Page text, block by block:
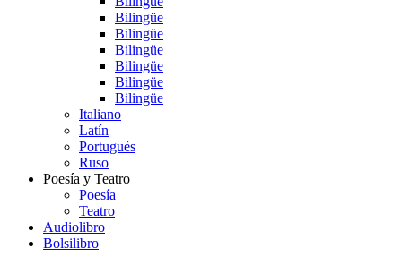
Bilingüe
Bilingüe
Bilingüe
Bilingüe
Bilingüe
Bilingüe
Italiano
Latín
Portugués
Ruso
Poesía y Teatro
Poesía
Teatro
Audiolibro
Bolsilibro